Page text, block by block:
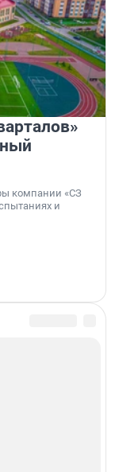
компании «СЗ
и